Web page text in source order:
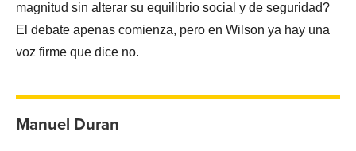
magnitud sin alterar su equilibrio social y de seguridad?
El debate apenas comienza, pero en Wilson ya hay una
voz firme que dice no.
Manuel Duran